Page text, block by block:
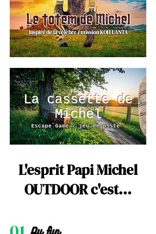
Le totem de Michel
Inspiré de la célèbre émission KOH LANTA
La cassette de
Michel
Escape Game / jeu de piste
L'esprit Papi Michel
OUTDOOR c'est...